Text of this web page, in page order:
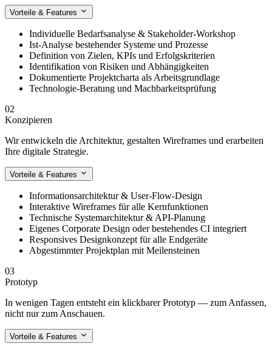
Vorteile & Features
Individuelle Bedarfsanalyse & Stakeholder-Workshop
Ist-Analyse bestehender Systeme und Prozesse
Definition von Zielen, KPIs und Erfolgskriterien
Identifikation von Risiken und Abhängigkeiten
Dokumentierte Projektcharta als Arbeitsgrundlage
Technologie-Beratung und Machbarkeitsprüfung
02
Konzipieren
Wir entwickeln die Architektur, gestalten Wireframes und erarbeiten
Ihre digitale Strategie.
Vorteile & Features
Informationsarchitektur & User-Flow-Design
Interaktive Wireframes für alle Kernfunktionen
Technische Systemarchitektur & API-Planung
Eigenes Corporate Design oder bestehendes CI integriert
Responsives Designkonzept für alle Endgeräte
Abgestimmter Projektplan mit Meilensteinen
03
Prototyp
In wenigen Tagen entsteht ein klickbarer Prototyp — zum Anfassen,
nicht nur zum Anschauen.
Vorteile & Features